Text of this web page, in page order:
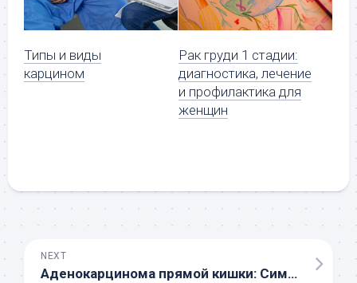
Типы и виды
карцином
Рак груди 1 стадии:
диагностика, лечение
и профилактика для
женщин
NEXT
Аденокарцинома прямой кишки: Симптомы, диагностика и методы лечения